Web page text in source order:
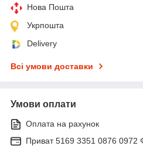
Нова Пошта
Укрпошта
Delivery
Всі умови доставки
Умови оплати
Оплата на рахунок
Приват 5169 3351 0876 0972